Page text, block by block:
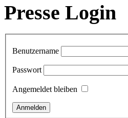
Presse Login
Benutzername
Passwort
Angemeldet bleiben